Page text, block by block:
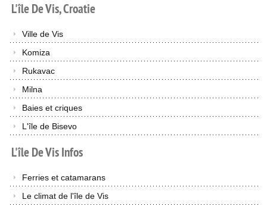
L'îleDeVis,Croatie
Ville de Vis
Komiza
Rukavac
Milna
Baies et criques
L'île de Bisevo
L'îleDeVisInfos
Ferries et catamarans
Le climat de l'île de Vis